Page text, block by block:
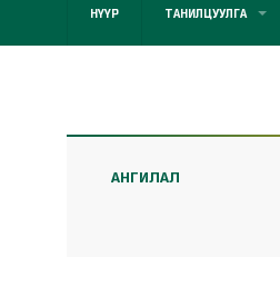
НҮҮР ТАНИЛЦУУЛГА
АНГИЛАЛ